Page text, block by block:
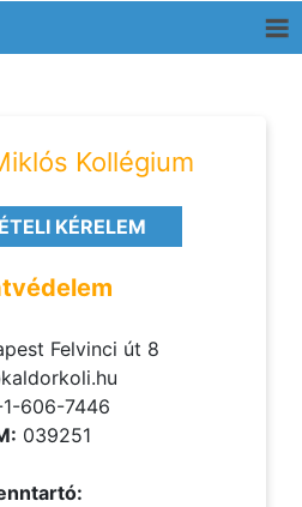
Kollégium
KÉRELEM
Felvinci út 8
606-7446
039251